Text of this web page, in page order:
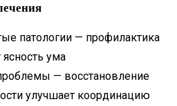
патологии — профилактика
ясность ума
— восстановление
улучшает координацию